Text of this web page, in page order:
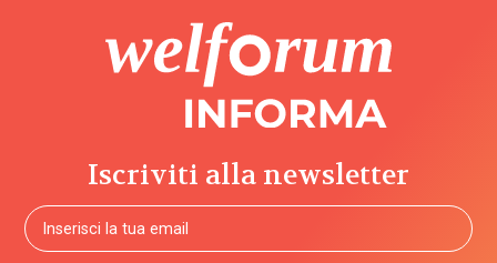
Iscriviti alla newsletter